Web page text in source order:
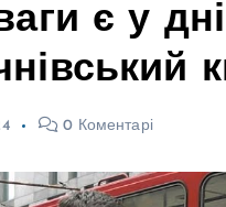
є у
0 Коментарі